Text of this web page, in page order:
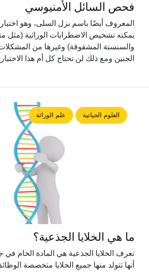
فحص السائل الأمنيوسي
المعروف أيضًا باسم بزل السلى، وهو اختبار
يمكنه تشخيص الاضطرابات الوراثية (مثل
والسنسنة المشقوقة) وغيرها من
الجنين ومع ذلك لن تحتاج كل أم هذا الاختبار
العلوم الحياتية علم الوراثة
ما هي الخلايا الجذعية؟
تعرف الخلايا الجذعية هي المادة الخام في
أنها تتولد منها جميع الخلايا متخصصة